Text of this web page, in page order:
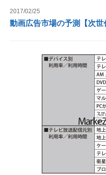
2017/02/25
動画広告市場の予測【次世